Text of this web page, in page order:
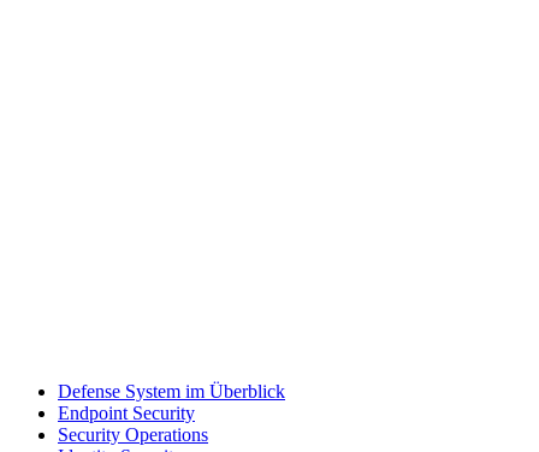
Defense System im Überblick
Endpoint Security
Security Operations